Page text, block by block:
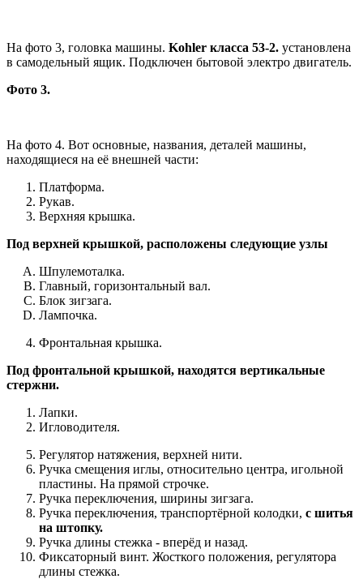
На фото 3, головка машины. Kohler класса 53-2. установлена
в самодельный ящик. Подключен бытовой электро двигатель.
Фото 3.
На фото 4. Вот основные, названия, деталей машины,
находящиеся на её внешней части:
Платформа.
Рукав.
Верхняя крышка.
Под верхней крышкой, расположены следующие узлы
Шпулемоталка.
Главный, горизонтальный вал.
Блок зигзага.
Лампочка.
Фронтальная крышка.
Под фронтальной крышкой, находятся вертикальные
стержни.
Лапки.
Игловодителя.
Регулятор натяжения, верхней нити.
Ручка смещения иглы, относительно центра, игольной
пластины. На прямой строчке.
Ручка переключения, ширины зигзага.
Ручка переключения, транспортёрной колодки, с шитья
на штопку.
Ручка длины стежка - вперёд и назад.
Фиксаторный винт. Жосткого положения, регулятора
длины стежка.